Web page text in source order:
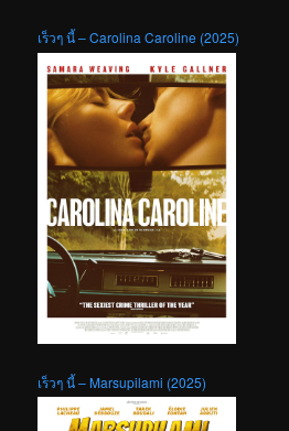
เร็วๆ นี้ – Carolina Caroline (2025)
เร็วๆ นี้ – Marsupilami (2025)